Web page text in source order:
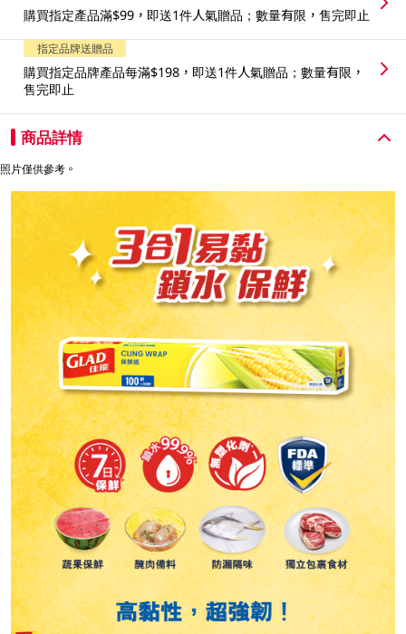
購買指定產品滿$99，即送1件人氣贈品；數量有限，售完即止
指定品牌送贈品
購買指定品牌產品每滿$198，即送1件人氣贈品；數量有限，
售完即止
商品詳情
照片僅供參考。